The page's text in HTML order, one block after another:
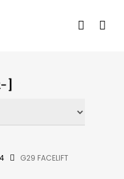
account
]
G29 FACELIFT